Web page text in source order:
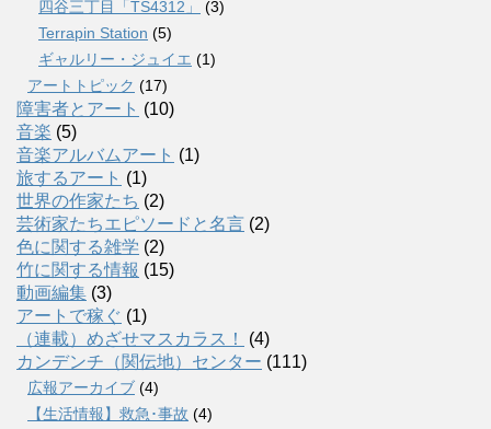
四谷三丁目「TS4312」
(3)
Terrapin Station (5)
ギャルリー・ジュイエ (1)
アートトピック (17)
障害者とアート (10)
音楽 (5)
音楽アルバムアート (1)
旅するアート (1)
世界の作家たち (2)
芸術家たちエピソードと名言 (2)
色に関する雑学 (2)
竹に関する情報 (15)
動画編集 (3)
アートで稼ぐ (1)
（連載）めざせマスカラス！
(4)
カンデンチ（関伝地）センター (111)
広報アーカイブ (4)
【生活情報】救急･事故 (4)